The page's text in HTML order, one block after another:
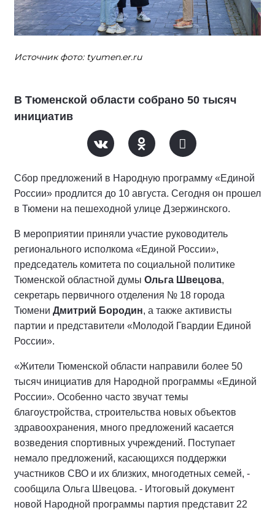
Источник фото: tyumen.er.ru
В Тюменской области собрано 50 тысяч
инициатив
Сбор предложений в Народную программу «Единой
России» продлится до 10 августа. Сегодня он прошел
в Тюмени на пешеходной улице Дзержинского.
В мероприятии приняли участие руководитель
регионального исполкома «Единой России»,
председатель комитета по социальной политике
Тюменской областной думы Ольга Швецова,
секретарь первичного отделения № 18 города
Тюмени Дмитрий Бородин, а также активисты
партии и представители «Молодой Гвардии Единой
России».
«Жители Тюменской области направили более 50
тысяч инициатив для Народной программы «Единой
России». Особенно часто звучат темы
благоустройства, строительства новых объектов
здравоохранения, много предложений касается
возведения спортивных учреждений. Поступает
немало предложений, касающихся поддержки
участников СВО и их близких, многодетных семей, -
сообщила Ольга Швецова. - Итоговый документ
новой Народной программы партия представит 22